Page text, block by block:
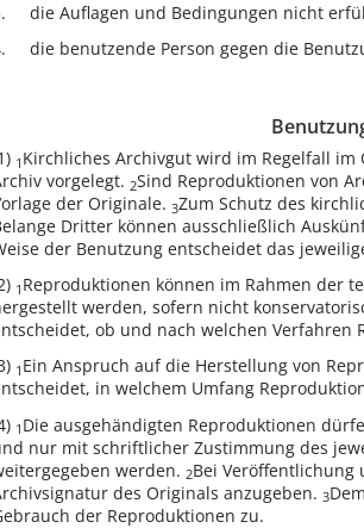
die Auflagen und Bedingungen nicht
die benutzende Person gegen die
1 Kirchliches Archivgut wird im Regelfall
vorgelegt. 2Sind Reproduktionen von
der Originale.3Zum Schutz des
Dritter können ausschließlich
der Benutzung entscheidet das
1 Reproduktionen können im Rahmen der
werden, sofern nicht
ob und nach welchen Verfahren
1 Ein Anspruch auf die Herstellung von
in welchem Umfang
1 Die ausgehändigten Reproduktionen
nur mit schriftlicher Zustimmung des
werden. 2Bei
des Originals anzugeben.3
der Reproduktionen zu.